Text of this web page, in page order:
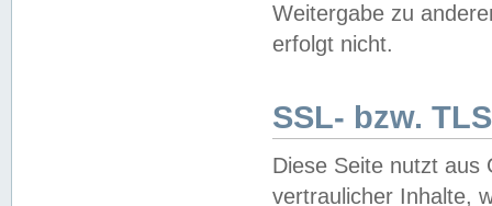
Weitergabe zu
erfolgt nicht.
SSL- bzw.
Diese Seite nutzt aus
vertraulicher Inhalte,